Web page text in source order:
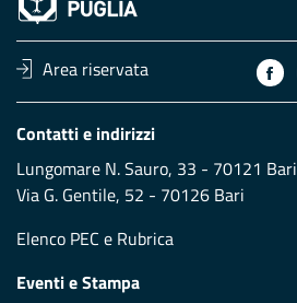
Area riservata
Contatti e indirizzi
Lungomare N. Sauro, 33 - 70121 Bari
Via G. Gentile, 52 - 70126 Bari
Elenco PEC e Rubrica
Eventi e Stampa